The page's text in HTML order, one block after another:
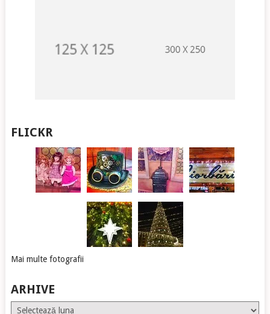
FLICKR
Mai multe fotografii
ARHIVE
Arhive